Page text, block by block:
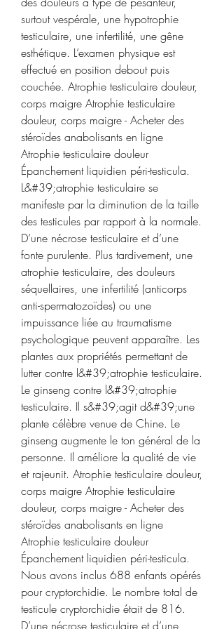
surtout vespérale, une hypotrophie
testiculaire, une infertilité, une gêne
esthétique. L’examen physique est
effectué en position debout puis
couchée. Atrophie testiculaire douleur,
corps maigre Atrophie testiculaire
douleur, corps maigre - Acheter des
stéroïdes anabolisants en ligne
Atrophie testiculaire douleur
Épanchement liquidien péri-testicula.
L&#39;atrophie testiculaire se
manifeste par la diminution de la taille
des testicules par rapport à la normale.
D’une nécrose testiculaire et d’une
fonte purulente. Plus tardivement, une
atrophie testiculaire, des douleurs
séquellaires, une infertilité (anticorps
anti-spermatozoïdes) ou une
impuissance liée au traumatisme
psychologique peuvent apparaître. Les
plantes aux propriétés permettant de
lutter contre l&#39;atrophie testiculaire.
Le ginseng contre l&#39;atrophie
testiculaire. Il s&#39;agit d&#39;une
plante célèbre venue de Chine. Le
ginseng augmente le ton général de la
personne. Il améliore la qualité de vie
et rajeunit. Atrophie testiculaire douleur,
corps maigre Atrophie testiculaire
douleur, corps maigre - Acheter des
stéroïdes anabolisants en ligne
Atrophie testiculaire douleur
Épanchement liquidien péri-testicula.
Nous avons inclus 688 enfants opérés
pour cryptorchidie. Le nombre total de
testicule cryptorchidie était de 816.
D’une nécrose testiculaire et d’une